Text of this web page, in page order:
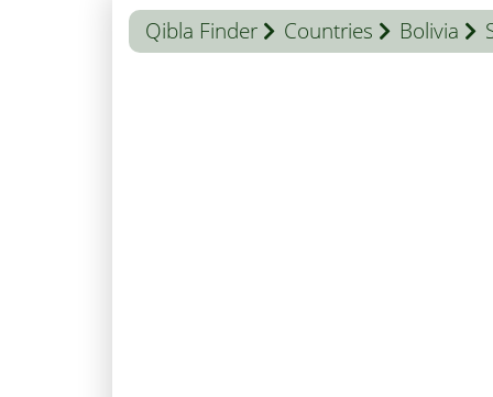
Qibla Finder Countries Bolivia